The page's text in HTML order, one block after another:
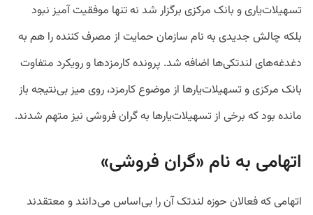
تسهیلا‌ت‌یاری و بانک مرکزی برگزار شد نه تنها موفقیت آمیز نبود
بلکه چالش جدیدی به نام سازمان حمایت از مصرف کننده را هم به
دغدغه‌های لندتکی‌ها اضافه شد. پرونده کارمزدها و رویکرد متفاوت
بانک مرکزی و تسهیلات‌یارها از موضوع کارمزد، روی میز بی‌نتیجه باز
مانده بود که برخی از تسهیلات‌یارها به گران فروشی نیز متهم شدند.
اتهامی به نام «گران فروشی»
اتهامی که فعالان حوزه لندتک آن را بی‌اساس می‌دانند و معتقدند